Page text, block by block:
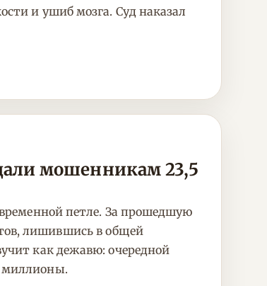
и ушиб мозга. Суд наказал
мошенникам 23,5
петле. За прошедшую
лишившись в общей
как дежавю: очередной
миллионы.